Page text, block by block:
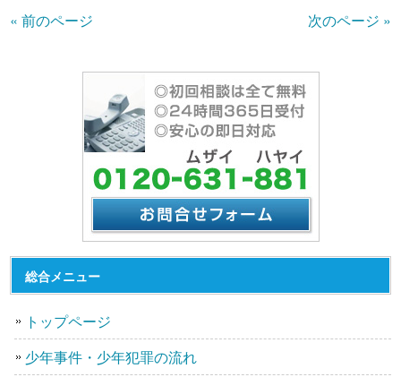
« 前のページ 次のページ »
総合メニュー
トップページ
少年事件・少年犯罪の流れ